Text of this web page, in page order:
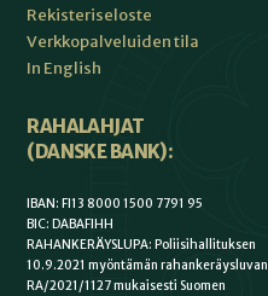
Rekisteriseloste
Verkkopalveluiden tila
In English
RAHALAHJAT
(DANSKE BANK):
IBAN: FI13 8000 1500 7791 95
BIC: DABAFIHH
RAHANKERÄYSLUPA: Poliisihallituksen
10.9.2021 myöntämän rahankeräysluvan
RA/2021/1127 mukaisesti Suomen